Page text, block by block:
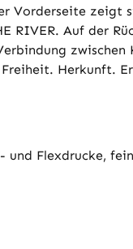
Vorderseite zeigt
RIVER. Auf der
zwischen
Herkunft.
und Flexdrucke,